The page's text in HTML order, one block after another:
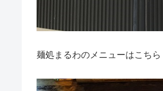
麺処まるわのメニューはこちら